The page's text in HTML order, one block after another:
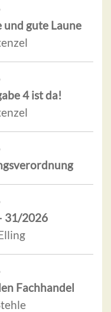
gute Laune
4 ist da!
31/2026
Fachhandel